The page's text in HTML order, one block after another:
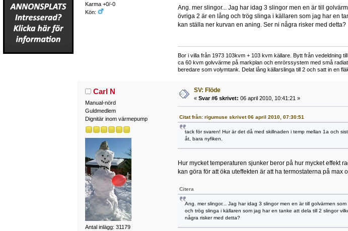
Karma +0/-0
Kön:
Ang. mer slingor... Jag har idag 3 slingor men en är till
övriga 2 är en lång och trög slinga i källaren som jag har en
kan ställa ner kurvan en aning. Ser ni några risker med detta?
Bor i villa från 1973 103kvm + 103 kvm källare. Bytt från vedeldning
ca 60 kvm golvvärme på markplan och enrörssystem med små
beredare som volymtank. Delat lång källarslinga till 2 och satt in en
Carl N
Manual-nörd
Guldmedlem
Dignitär inom värmepump
Antal inlägg: 31179
SV: Flöde
« Svar #6 skrivet: 06 april 2010, 10:41:21 »
Citat från: rigumuse skrivet 06 april 2010, 07:30:51
tack för svaren! Hur är det då med skillnaden i temp mellan 1a och
åt, bara nyfiken.
Hur mycket temperaturen sjunker beror på hur mycket effekt
kan göra för att öka uteffekten är att ha termostaterna på
Citera
Ang. mer slingor... Jag har idag 3 slingor men en är till golvärmen
och trög slinga i källaren som jag har en tanke att dela till 2 slingor
några risker med detta?